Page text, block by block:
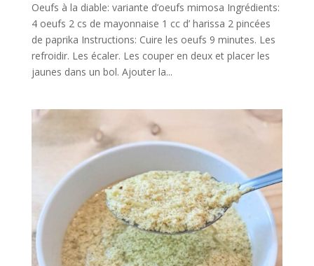
Oeufs à la diable: variante d’oeufs mimosa Ingrédients:
4 oeufs 2 cs de mayonnaise 1 cc d’ harissa 2 pincées
de paprika Instructions: Cuire les oeufs 9 minutes. Les
refroidir. Les écaler. Les couper en deux et placer les
jaunes dans un bol. Ajouter la...